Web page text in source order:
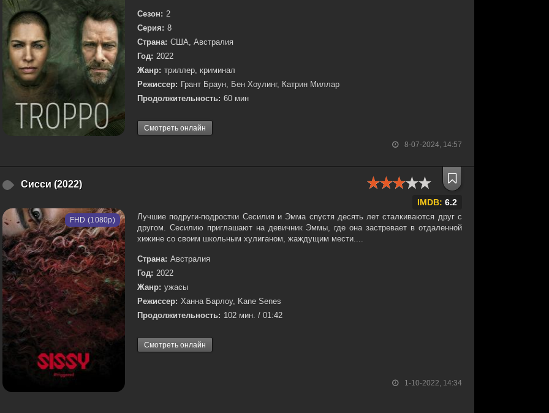
8-07-2024, 14:57
Сезон: 2
Серия: 8
Страна: США, Австралия
Год: 2022
Жанр: триллер, криминал
Режиссер: Грант Браун, Бен Хоулинг, Катрин Миллар
Продолжительность: 60 мин
Смотреть онлайн
Сисси (2022)
IMDB: 6.2
1-10-2022, 14:34
FHD (1080p)
Лучшие подруги-подростки Сесилия и Эмма спустя десять лет сталкиваются друг с
другом. Сесилию приглашают на девичник Эммы, где она застревает в отдаленной
хижине со своим школьным хулиганом, жаждущим мести....
Страна: Австралия
Год: 2022
Жанр: ужасы
Режиссер: Ханна Барлоу, Kane Senes
Продолжительность: 102 мин. / 01:42
Смотреть онлайн